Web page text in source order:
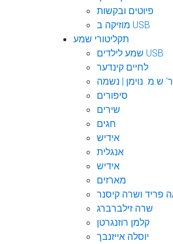
פיוטים ובקשות
מוזיקה ב USB
תקליטורי שמע
שמע לילדים USB
לחיים קינדער
ש.מ. נוימן | נשמה
סיפורים
שירים
חגים
אידיש
אנגלית
אידיש
מארזים
פריד ושרה קיסנר
שרה זילברברג
קלמן רוזנגרטן
יוסלה אייזנבך